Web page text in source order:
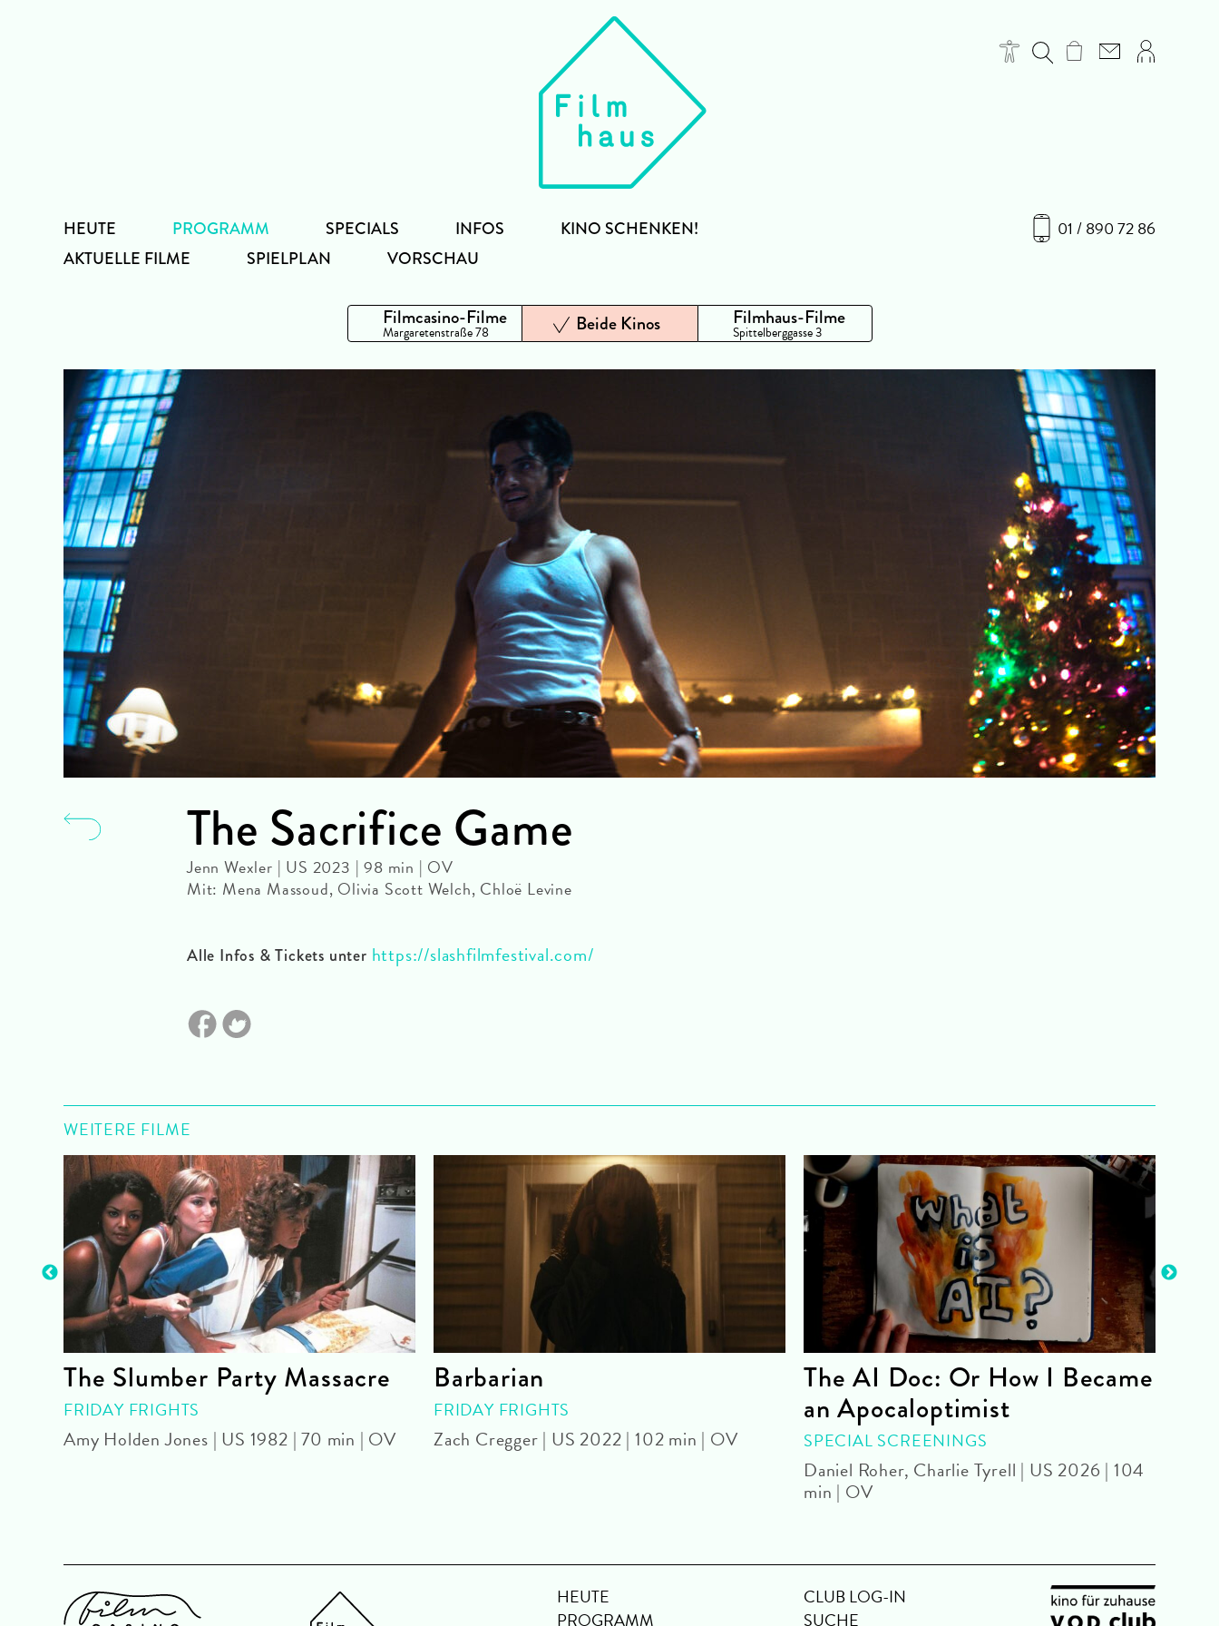
01 / 890 72 86
HEUTE
PROGRAMM
AKTUELLE FILME
SPIELPLAN VORSCHAU
SPECIALS INFOS KINO SCHENKEN!
Filmcasino-Filme
Margaretenstraße 78 Beide Kinos Filmhaus-Filme
Spittelberggasse 3
The Sacrifice Game
Jenn Wexler | US 2023 | 98 min | OV
Mit: Mena Massoud, Olivia Scott Welch, Chloë Levine
Alle Infos & Tickets unter https://slashfilmfestival.com/
WEITERE FILME
The Slumber Party Massacre
FRIDAY FRIGHTS
Amy Holden Jones | US 1982 | 70 min | OV
Barbarian
FRIDAY FRIGHTS
Zach Cregger | US 2022 | 102 min | OV
The AI Doc: Or How I Became
an Apocaloptimist
SPECIAL SCREENINGS
Daniel Roher, Charlie Tyrell | US 2026 | 104
min | OV
HEUTE
PROGRAMM
CLUB LOG-IN
SUCHE